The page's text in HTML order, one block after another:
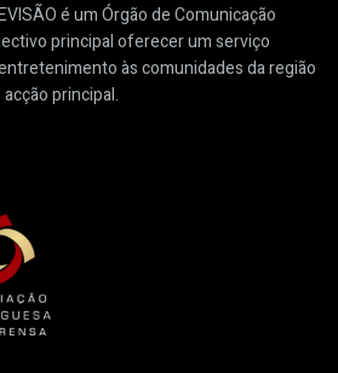
é um Órgão de Comunicação
principal oferecer um serviço
às comunidades da região
principal.